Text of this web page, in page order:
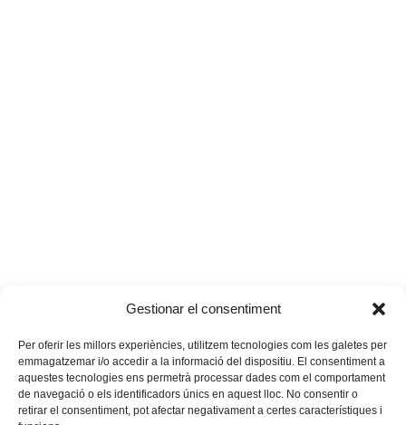
Gestionar el consentiment
Per oferir les millors experiències, utilitzem tecnologies com les galetes per
emmagatzemar i/o accedir a la informació del dispositiu. El consentiment a
aquestes tecnologies ens permetrà processar dades com el comportament
de navegació o els identificadors únics en aquest lloc. No consentir o
retirar el consentiment, pot afectar negativament a certes característiques i
post:
De genocidis i altres malvestats
post: